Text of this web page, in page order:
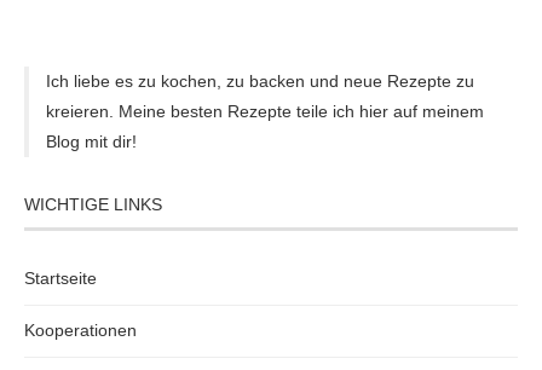
Ich liebe es zu kochen, zu backen und neue Rezepte zu
kreieren. Meine besten Rezepte teile ich hier auf meinem
Blog mit dir!
WICHTIGE LINKS
Startseite
Kooperationen